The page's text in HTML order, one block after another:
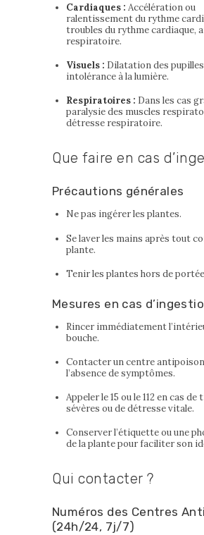
Cardiaques : Accélération ou
ralentissement du rythme
troubles du rythme cardiaque,
respiratoire.
Visuels : Dilatation des
intolérance à la lumière.
Respiratoires : Dans les cas
paralysie des muscles
détresse respiratoire.
Que faire en cas
Précautions générales
Ne pas ingérer les plantes.
Se laver les mains après tout
plante.
Tenir les plantes hors de
Mesures en cas
Rincer immédiatement
bouche.
Contacter un centre
l’absence de symptômes.
Appeler le 15 ou le 112 en cas de
sévères ou de détresse vitale.
Conserver l’étiquette ou une
de la plante pour faciliter son
Qui contacter ?
Numéros des Centres
(24h/24, 7j/7)